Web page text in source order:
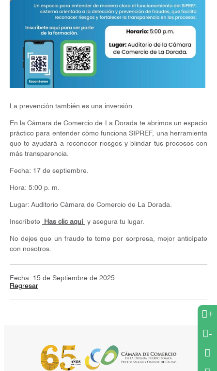
La prevención también es una inversión.
En la Cámara de Comercio de La Dorada te abrimos un espacio
práctico para entender cómo funciona SIPREF, una herramienta
que te ayudará a reconocer riesgos y blindar tus procesos con
más transparencia.
Fecha: 17 de septiembre.
Hora: 5:00 p. m.
Lugar: Auditorio Cámara de Comercio de La Dorada.
Inscríbete Has clic aquí y asegura tu lugar.
No dejes que un fraude te tome por sorpresa, mejor anticípate
con nosotros.
Fecha: 15 de Septiembre de 2025
Regresar
+
-